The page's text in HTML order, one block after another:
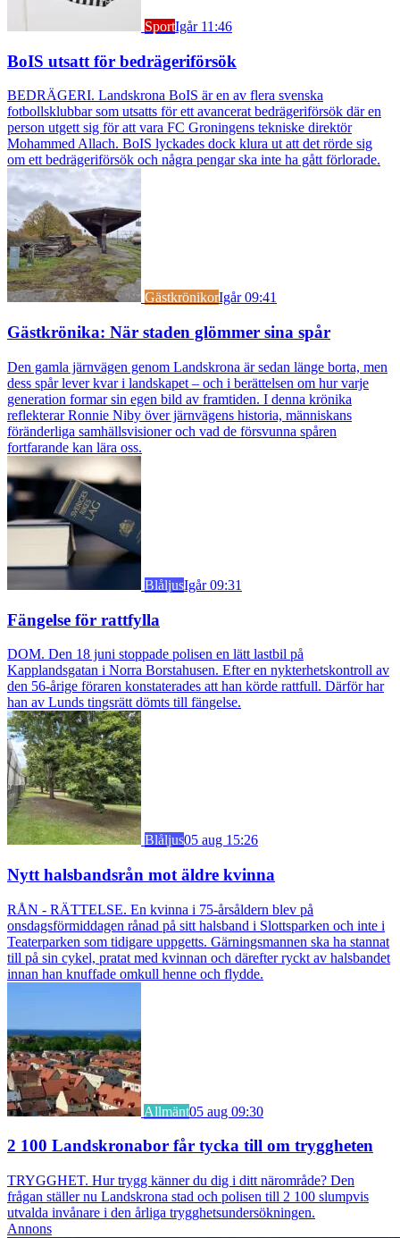
SportIgår 11:46
BoIS utsatt för bedrägeriförsök
BEDRÄGERI. Landskrona BoIS är en av flera svenska
fotbollsklubbar som utsatts för ett avancerat bedrägeriförsök där en
person utgett sig för att vara FC Groningens tekniske direktör
Mohammed Allach. BoIS lyckades dock klura ut att det rörde sig
om ett bedrägeriförsök och några pengar ska inte ha gått förlorade.
GästkrönikorIgår 09:41
Gästkrönika: När staden glömmer sina spår
Den gamla järnvägen genom Landskrona är sedan länge borta, men
dess spår lever kvar i landskapet – och i berättelsen om hur varje
generation formar sin egen bild av framtiden. I denna krönika
reflekterar Ronnie Niby över järnvägens historia, människans
föränderliga samhällsvisioner och vad de försvunna spåren
fortfarande kan lära oss.
BlåljusIgår 09:31
Fängelse för rattfylla
DOM. Den 18 juni stoppade polisen en lätt lastbil på
Kapplandsgatan i Norra Borstahusen. Efter en nykterhetskontroll av
den 56-årige föraren konstaterades att han körde rattfull. Därför har
han av Lunds tingsrätt dömts till fängelse.
Blåljus05 aug 15:26
Nytt halsbandsrån mot äldre kvinna
RÅN - RÄTTELSE. En kvinna i 75-årsåldern blev på
onsdagsförmiddagen rånad på sitt halsband i Slottsparken och inte i
Teaterparken som tidigare uppgetts. Gärningsmannen ska ha stannat
till på sin cykel, pratat med kvinnan och därefter ryckt av halsbandet
innan han knuffade omkull henne och flydde.
Allmänt05 aug 09:30
2 100 Landskronabor får tycka till om tryggheten
TRYGGHET. Hur trygg känner du dig i ditt närområde? Den
frågan ställer nu Landskrona stad och polisen till 2 100 slumpvis
utvalda invånare i den årliga trygghetsundersökningen.
Annons